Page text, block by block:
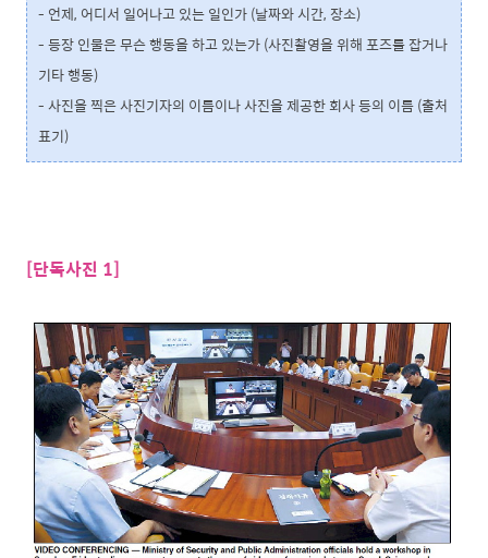
- 언제, 어디서 일어나고 있는 일인가 (날짜와 시간, 장소)
- 등장 인물은 무슨 행동을 하고 있는가 (사진촬영을 위해 포즈를 잡거나
기타 행동)
- 사진을 찍은 사진기자의 이름이나 사진을 제공한 회사 등의 이름 (출처
표기)
[단독사진 1]